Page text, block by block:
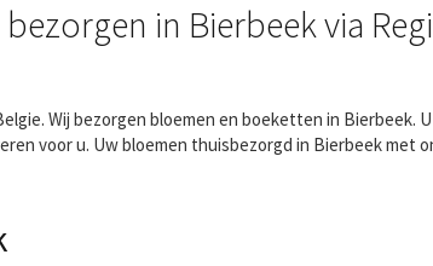
in Bierbeek via
Wij bezorgen bloemen en boeketten in Bierbeek.
voor u. Uw bloemen thuisbezorgd in Bierbeek met